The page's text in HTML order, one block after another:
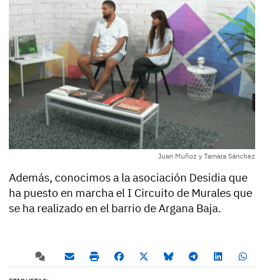
Juan Muñoz y Tamara Sánchez
Además, conocimos a la asociación Desidia que
ha puesto en marcha el I Circuito de Murales que
se ha realizado en el barrio de Argana Baja.